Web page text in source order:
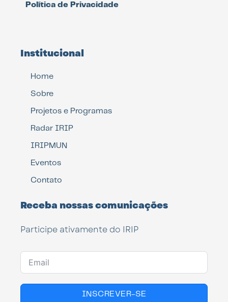
Política de Privacidade
Institucional
Home
Sobre
Projetos e Programas
Radar IRIP
IRIPMUN
Eventos
Contato
Receba nossas comunicações
Participe ativamente do IRIP
INSCREVER-SE